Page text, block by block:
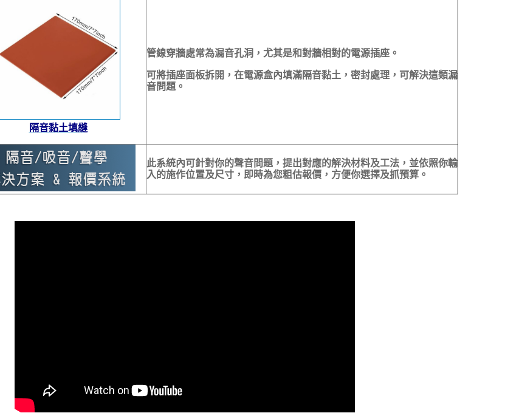
隔音黏土填縫
管線穿牆處常為漏音孔洞， 尤其是和對牆相對的電源插座。
可將插座面板拆開，在電源盒內填滿隔音黏土，密封處理，可解決這類漏
音問題。
此系統內可針對你的聲音問題，提出對應的解決材料及工法，並依照你輸
入的施作位置及尺寸，即時為您粗估報價，方便你選擇及抓預算。